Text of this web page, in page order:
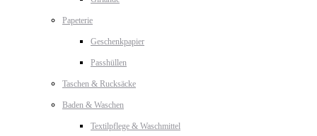
Papeterie
Geschenkpapier
Passhüllen
Taschen & Rucksäcke
Baden & Waschen
Textilpflege & Waschmittel